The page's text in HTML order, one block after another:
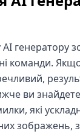
генератору
команди.
ви знайдете
які
зображень,